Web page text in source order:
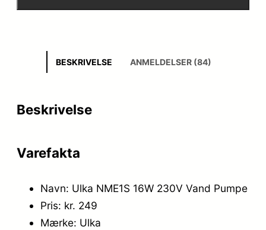
BESKRIVELSE ANMELDELSER (84)
Beskrivelse
Varefakta
Navn: Ulka NME1S 16W 230V Vand Pumpe
Pris: kr. 249
Mærke: Ulka